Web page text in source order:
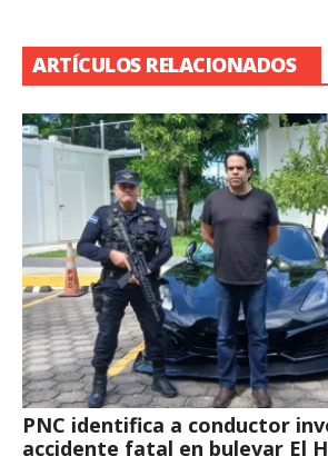
ARTÍCULOS RELACIONADOS
PNC identifica a conductor
accidente fatal en bulevar El